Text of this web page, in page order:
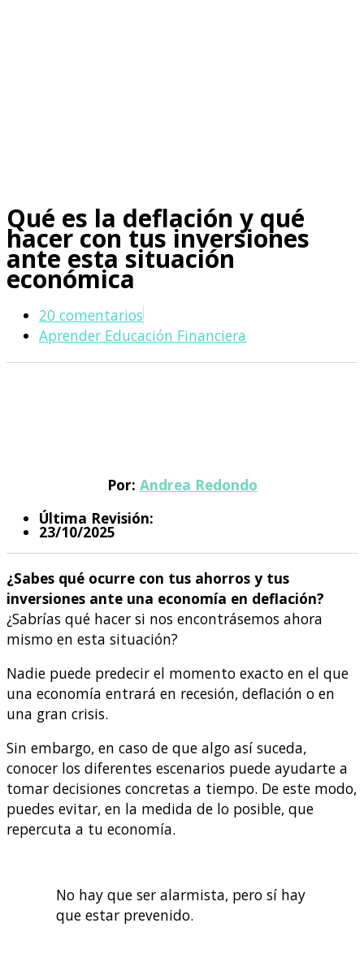
Qué es la deflación y qué
hacer con tus inversiones
ante esta situación
económica
20 comentarios
Aprender Educación Financiera
Por: Andrea Redondo
Última Revisión:
23/10/2025
¿Sabes qué ocurre con tus ahorros y tus
inversiones ante una economía en deflación?
¿Sabrías qué hacer si nos encontrásemos ahora
mismo en esta situación?
Nadie puede predecir el momento exacto en el que
una economía entrará en recesión, deflación o en
una gran crisis.
Sin embargo, en caso de que algo así suceda,
conocer los diferentes escenarios puede ayudarte a
tomar decisiones concretas a tiempo. De este modo,
puedes evitar, en la medida de lo posible, que
repercuta a tu economía.
No hay que ser alarmista, pero sí hay
que estar prevenido.